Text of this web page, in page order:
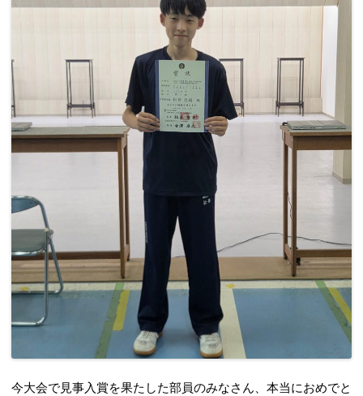
今大会で見事入賞を果たした部員のみなさん、本当におめでと